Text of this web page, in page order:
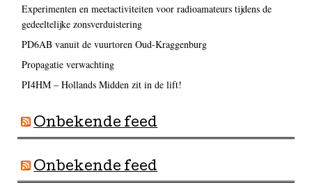
Experimenten en meetactiviteiten voor radioamateurs tijdens de
gedeeltelijke zonsverduistering
PD6AB vanuit de vuurtoren Oud-Kraggenburg
Propagatie verwachting
PI4HM – Hollands Midden zit in de lift!
Onbekende feed
Onbekende feed